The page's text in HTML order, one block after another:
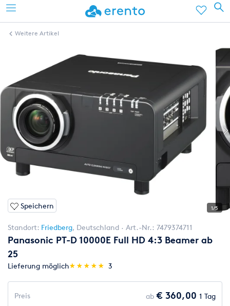
Weitere Artikel
Speichern 1/5
Standort: Friedberg, Deutschland Art.-Nr.: 7479374711
Panasonic PT-D 10000E Full HD 4:3 Beamer ab
25
Lieferung möglich(*)
★
★
(*)★
★
(*) ★
★
(*) ★
★
(*) ★
★ 3
Preis ab € 360,00 1 Tag